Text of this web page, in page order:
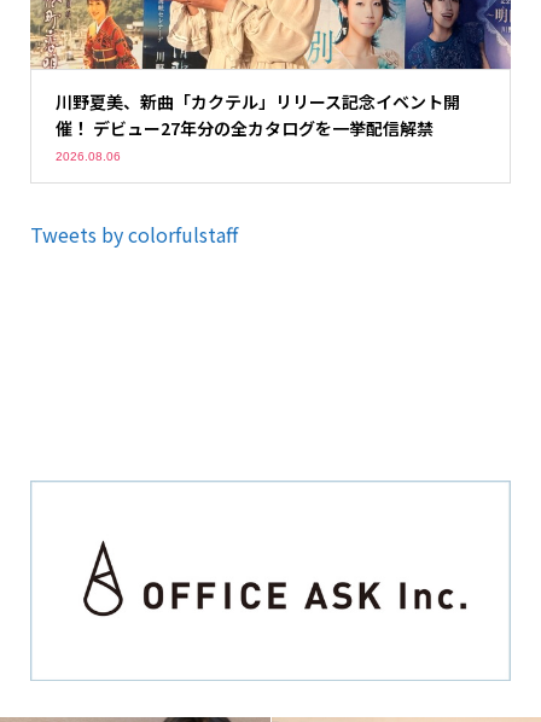
川野夏美、新曲「カクテル」リリース記念イベント開
催！ デビュー27年分の全カタログを一挙配信解禁
2026.08.06
Tweets by colorfulstaff